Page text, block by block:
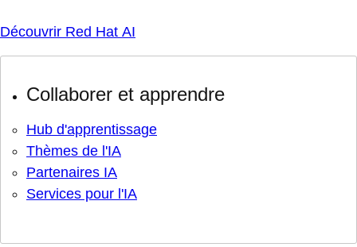
Découvrir Red Hat AI
Collaborer et apprendre
Hub d'apprentissage
Thèmes de l'IA
Partenaires IA
Services pour l'IA